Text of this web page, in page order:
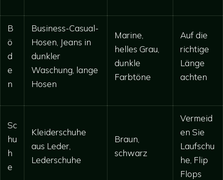
B
ö
d
e
n
Business-Casual-
Hosen, Jeans in
dunkler
Waschung, lange
Hosen
Marine,
helles Grau,
dunkle
Farbtöne
Auf die
richtige
Länge
achten
Sc
hu
h
e
Kleiderschuhe
aus Leder,
Lederschuhe
Braun,
schwarz
Vermeid
en Sie
Laufschu
he, Flip
Flops